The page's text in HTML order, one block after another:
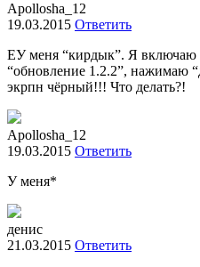
Apollosha_12
19.03.2015 Ответить
EУ меня “кирдык”. Я включаю
“обновление 1.2.2”, нажимаю
экрпн чёрный!!! Что делать?!
Apollosha_12
19.03.2015 Ответить
У меня*
денис
21.03.2015 Ответить